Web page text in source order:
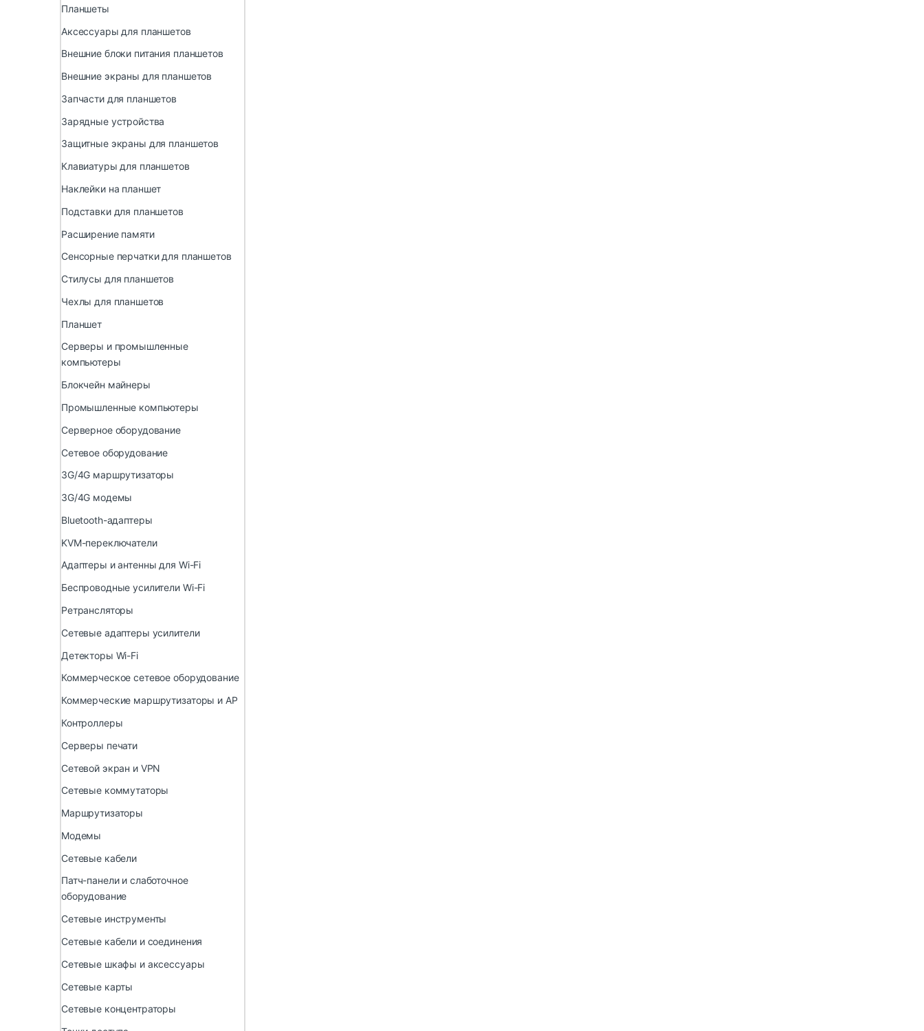
Планшеты
Аксессуары для планшетов
Внешние блоки питания планшетов
Внешние экраны для планшетов
Запчасти для планшетов
Зарядные устройства
Защитные экраны для планшетов
Клавиатуры для планшетов
Наклейки на планшет
Подставки для планшетов
Расширение памяти
Сенсорные перчатки для планшетов
Стилусы для планшетов
Чехлы для планшетов
Планшет
Серверы и промышленные
компьютеры
Блокчейн майнеры
Промышленные компьютеры
Серверное оборудование
Сетевое оборудование
3G/4G маршрутизаторы
3G/4G модемы
Bluetooth-адаптеры
KVM-переключатели
Адаптеры и антенны для Wi-Fi
Беспроводные усилители Wi-Fi
Ретрансляторы
Сетевые адаптеры усилители
Детекторы Wi-Fi
Коммерческое сетевое оборудование
Коммерческие маршрутизаторы и AP
Контроллеры
Серверы печати
Сетевой экран и VPN
Сетевые коммутаторы
Маршрутизаторы
Модемы
Сетевые кабели
Патч-панели и слаботочное
оборудование
Сетевые инструменты
Сетевые кабели и соединения
Сетевые шкафы и аксессуары
Сетевые карты
Сетевые концентраторы